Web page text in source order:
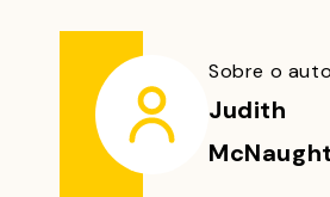
Sobre o
Judith
McNaught